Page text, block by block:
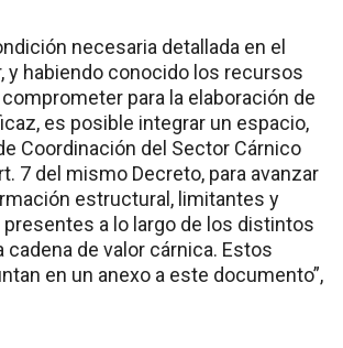
necesaria detallada en el
y habiendo conocido los recursos
para la elaboración de
es posible integrar un espacio,
Coordinación del Sector Cárnico
7 del mismo Decreto, para avanzar
estructural, limitantes y
a lo largo de los distintos
cadena de valor cárnica. Estos
en un anexo a este documento”,